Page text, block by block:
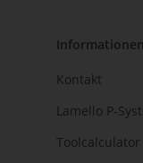
Informationen
Kontakt
Lamello P-
Toolcalculator